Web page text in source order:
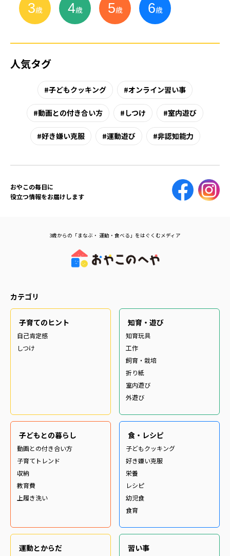
3歳 4歳 5歳 6歳
人気タグ
子どもクッキング オンライン習い事
動画との付き合い方 しつけ 室内遊び
好き嫌い克服 運動遊び 非認知能力
おやこの毎日に
役立つ情報をお届けします
3歳からの「まなぶ・ 運動・食べる」をはぐくむメディア
カテゴリ
子育てのヒント
自己肯定感
しつけ
知育・遊び
知育玩具
工作
飼育・栽培
折り紙
室内遊び
外遊び
子どもとの暮らし
動画との付き合い方
子育てトレンド
収納
教育費
上履き洗い
食・レシピ
子どもクッキング
好き嫌い克服
栄養
レシピ
幼児食
食育
運動とからだ 習い事